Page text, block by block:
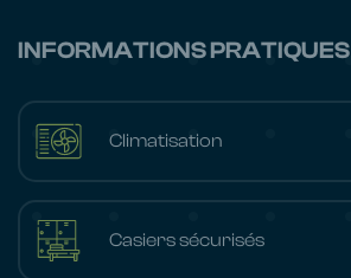
INFORMATIONS PRATIQUES
Climatisation
Casiers sécurisés